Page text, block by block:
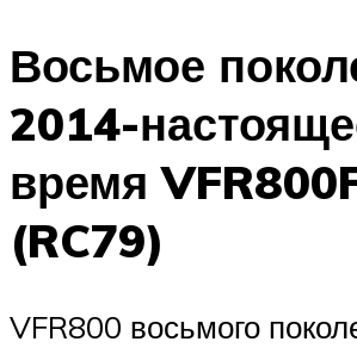
Восьмое
2014-
время
(RC79)
VFR800 восьмого